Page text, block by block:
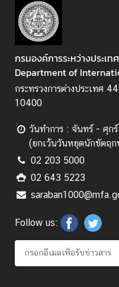
กรมองค์การระหว่างประเทศ
Department of
กระทรวงการต่างประเทศ
10400
วันทำการ : จันทร์ - ศุก
(ยกเว้นวันหยุดนักขัตฤก
02 203 5000
02 643 5223
Follow us: